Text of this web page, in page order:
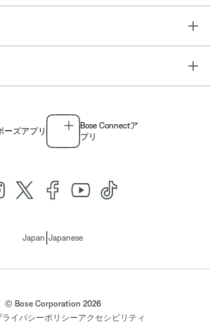
ーズアプリ
Bose Connectア
プリ
Japan Japanese
© Bose Corporation 2026
ライバシーポリシーアクセシビリティ